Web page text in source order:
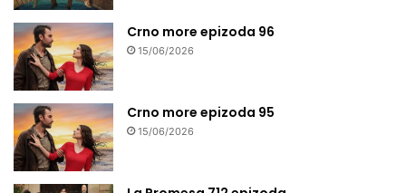
Crno more epizoda 96
15/06/2026
Crno more epizoda 95
15/06/2026